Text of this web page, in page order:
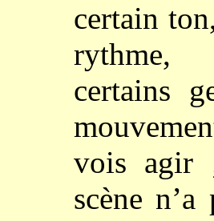
certain
certains
vois agir
scène